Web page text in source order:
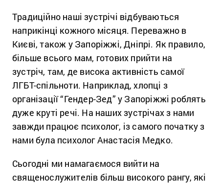
Традиційно наші зустрічі відбуваються
наприкінці кожного місяця. Переважно в
Києві, також у Запоріжжі, Дніпрі. Як правило,
більше всього мам, готових прийти на
зустріч, там, де висока активність самої
ЛГБТ-спільноти. Наприклад, хлопці з
організації “Гендер-Зед” у Запоріжжі роблять
дуже круті речі. На наших зустрічах з нами
завжди працює психолог, із самого початку з
нами була психолог Анастасія Медко.
Сьогодні ми намагаємося вийти на
священослужителів більш високого рангу, які